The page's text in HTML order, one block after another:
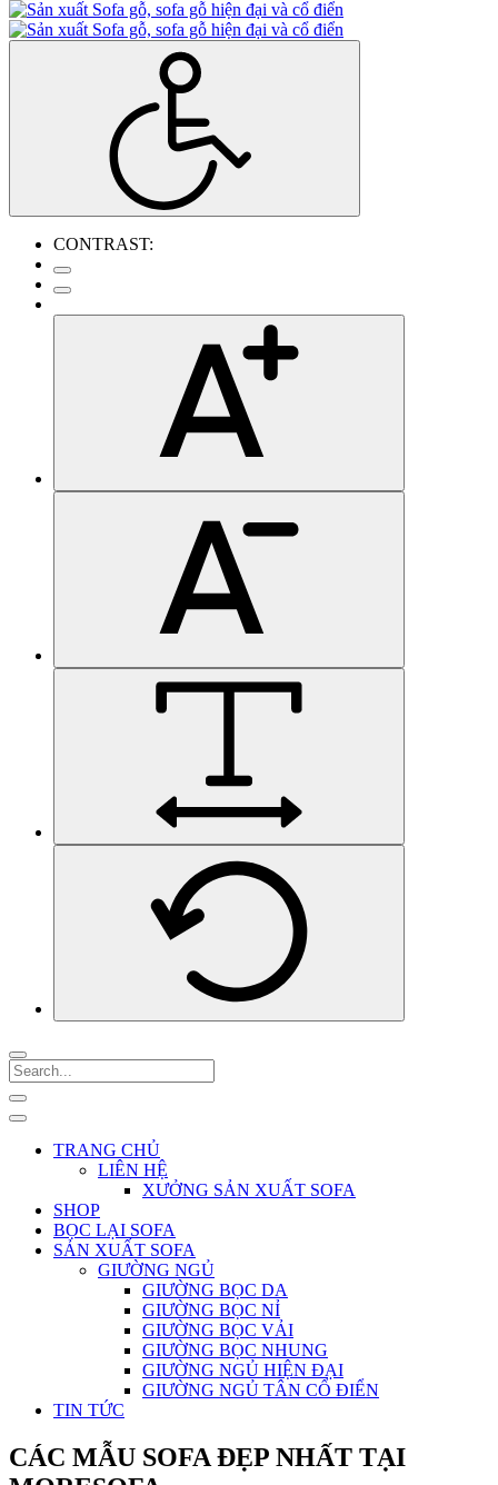
CONTRAST:
TRANG CHỦ
LIÊN HỆ
XƯỞNG SẢN XUẤT SOFA
SHOP
BỌC LẠI SOFA
SẢN XUẤT SOFA
GIƯỜNG NGỦ
GIƯỜNG BỌC DA
GIƯỜNG BỌC NỈ
GIƯỜNG BỌC VẢI
GIƯỜNG BỌC NHUNG
GIƯỜNG NGỦ HIỆN ĐẠI
GIƯỜNG NGỦ TÂN CỔ ĐIỂN
TIN TỨC
CÁC MẪU SOFA ĐẸP NHẤT TẠI